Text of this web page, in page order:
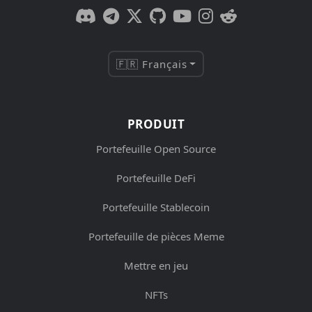
🇫🇷 Français
PRODUIT
Portefeuille Open Source
Portefeuille DeFi
Portefeuille Stablecoin
Portefeuille de pièces Meme
Mettre en jeu
NFTs